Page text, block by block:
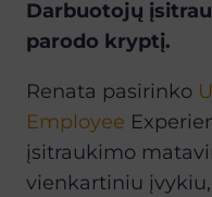
Darbuotojų
parodo kryptį.
Renata pasirinko
Employee
įsitraukimo
vienkartiniu